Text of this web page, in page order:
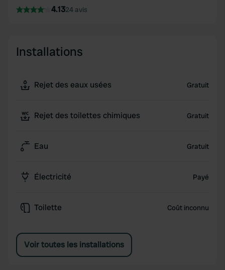
4.1324 avis
Installations
Rejet des eaux usées Gratuit
Rejet des toilettes chimiques Gratuit
Eau Gratuit
Électricité Payé
Toilette Coût inconnu
Voir toutes les installations